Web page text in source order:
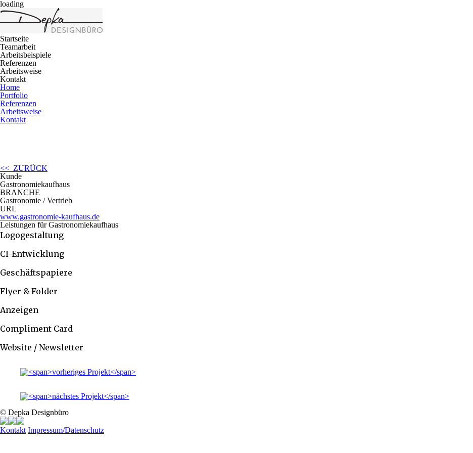
loading
Startseite
Teamarbeit
Arbeitsbeispiele
Referenzen
Arbeitsweise
Kontakt
Home
Portfolio
Referenzen
Arbeitsweise
Kontakt
<< ZURÜCK
Kunde
Gastronomiekaufhaus
BRANCHE
Gastronomie / Vertrieb
URL
www.gastronomie-kaufhaus.de
Leistungen für Gastronomiekaufhaus
Logogestaltung
CI-Entwicklung
Geschäftspapiere
Flyer & Folder
Anzeigen
Compliment Card
Website / Newsletter
© Depka Designbüro
Kontakt Impressum/Datenschutz